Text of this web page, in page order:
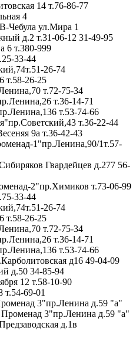
14 т.76-86-77
4
Чебула ул.Мира 1
д.2 т.31-06-12 31-49-95
6 т.380-999
33-44
26-74
т.58-26-25
т.72-75-34
т.36-14-71
т.53-74-66
т.36-22-44
9а т.36-42-43
1"пр.Ленина,90/1т.57-
Гвардейцев д.277 56-
2"пр.Химиков т.73-06-99
33-44
26-74
т.58-26-25
т.72-75-34
т.36-14-71
т.53-74-66
д16 49-04-09
д.50 34-85-94
12 т.58-10-90
69-01
3"пр.Ленина д.59 "а"
3"пр.Ленина д.59 "а"
д.1в